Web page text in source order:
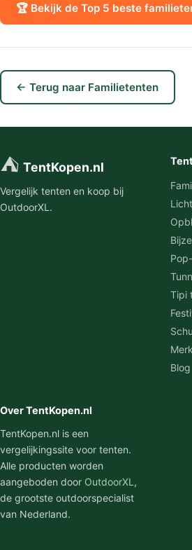
🏆 Bekijk de Top 5 beste
← Terug naar Familietenten
⛺ TentKopen.nl
Vergelijk tenten en koop bij
OutdoorXL.
Tipi
Blog
Over TentKopen.nl
TentKopen.nl is een
vergelijkingssite voor tenten.
Alle producten worden
aangeboden door OutdoorXL ,
de grootste outdoorspecialist
van Nederland.